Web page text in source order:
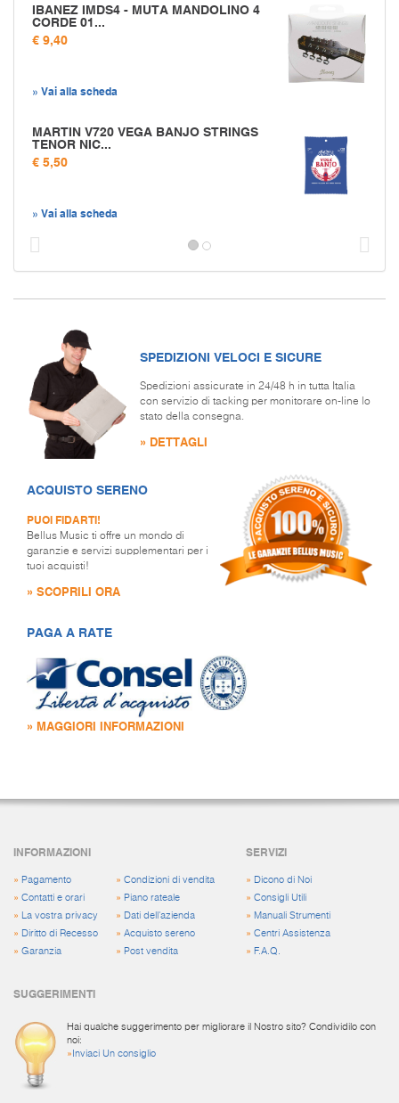
IBANEZ IMDS4 - MUTA MANDOLINO 4
CORDE 01...
€ 9,40
» Vai alla scheda
MARTIN V720 VEGA BANJO STRINGS
TENOR NIC...
€ 5,50
» Vai alla scheda
SPEDIZIONI VELOCI E SICURE
Spedizioni assicurate in 24/48 h in tutta Italia
con servizio di tacking per monitorare on-line lo
stato della consegna.
» DETTAGLI
ACQUISTO SERENO
PUOI FIDARTI!
Bellus Music ti offre un mondo di
garanzie e servizi supplementari per i
tuoi acquisti!
» SCOPRILI ORA
PAGA A RATE
» MAGGIORI INFORMAZIONI
INFORMAZIONI
» Pagamento
» Contatti e orari
» La vostra privacy
» Diritto di Recesso
» Garanzia
» Condizioni di vendita
» Piano rateale
» Dati dell'azienda
» Acquisto sereno
» Post vendita
SERVIZI
» Dicono di Noi
»Consigli Utili
» Manuali Strumenti
»Centri Assistenza
» F.A.Q.
SUGGERIMENTI
Hai qualche suggerimento per migliorare il Nostro sito? Condividilo con
noi:
» Inviaci Un consiglio